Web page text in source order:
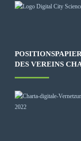
DES VEREINS